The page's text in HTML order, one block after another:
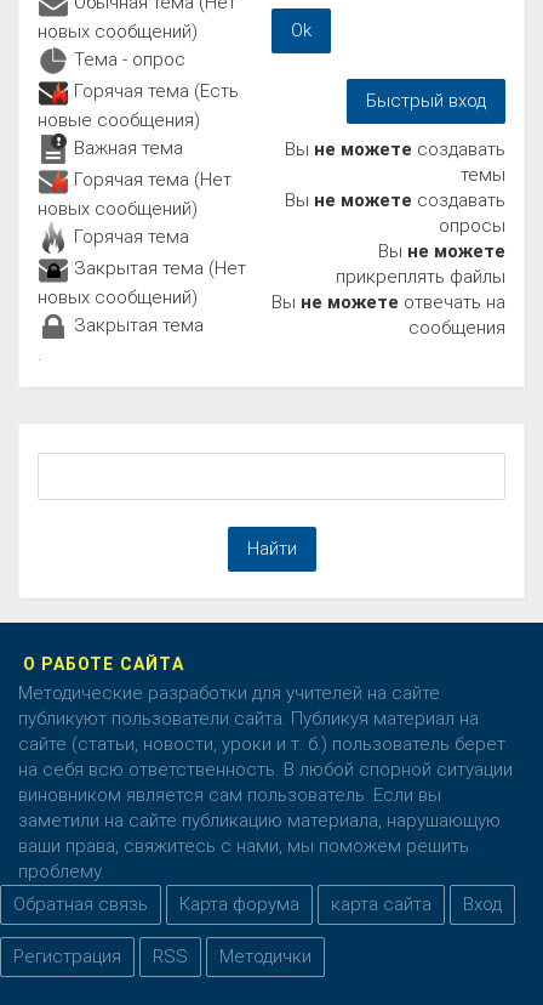
новых сообщений)
Тема - опрос
Горячая тема (Есть
новые сообщения)
Важная тема
Горячая тема (Нет
новых сообщений)
Горячая тема
Закрытая тема (Нет
новых сообщений)
Закрытая тема
Вы не можете создавать
темы
Вы не можете создавать
опросы
Вы не можете
прикреплять файлы
Вы не можете отвечать на
сообщения
.
О РАБОТЕ САЙТА
Методические разработки для учителей на сайте
публикуют пользователи сайта. Публикуя материал на
сайте (статьи, новости, уроки и т. б.) пользователь берет
на себя всю ответственность. В любой спорной ситуации
виновником является сам пользователь. Если вы
заметили на сайте публикацию материала, нарушающую
ваши права, свяжитесь с нами, мы поможем решить
проблему.
Обратная связь
Карта форума карта сайта Вход
Регистрация RSS Методички